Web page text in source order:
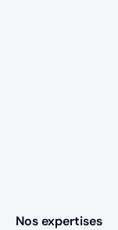
Nos expertises